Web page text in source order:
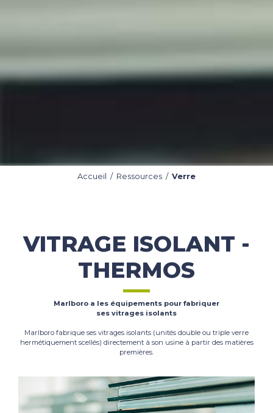
Accueil / Ressources / Verre
VITRAGE ISOLANT -
THERMOS
Marlboro a les équipements pour fabriquer
ses vitrages isolants
Marlboro fabrique ses vitrages isolants (unités double ou triple verre
hermétiquement scellés) directement à son usine à partir des matières
premières.